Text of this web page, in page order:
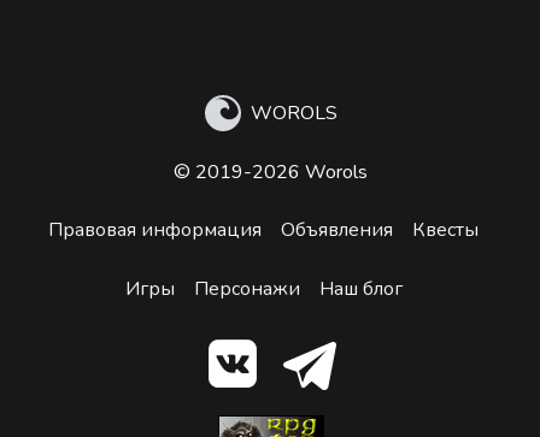
WOROLS
© 2019-2026 Worols
Правовая информация Объявления Квесты
Игры Персонажи Наш блог